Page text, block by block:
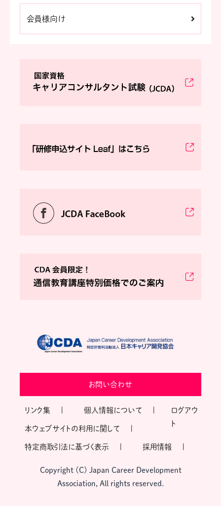
会員様向け
お問い合わせ
リンク集 個人情報について
本ウェブサイトの利用に関して
特定商取引法に基づく表示 採用情報
ログアウ
ト
Copyright (C) Japan Career Development
Association, All rights reserved.